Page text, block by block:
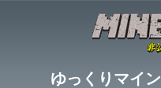
ゆっくりマイ